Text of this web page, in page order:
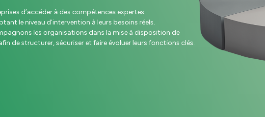
d’accéder à des compétences expertes
le niveau d’intervention à leurs besoins réels.
les organisations dans la mise à disposition de
de structurer, sécuriser et faire évoluer leurs fonctions clés.